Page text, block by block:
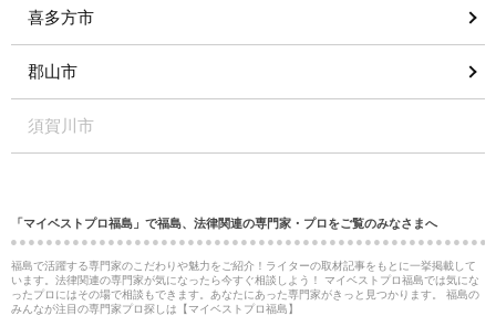
喜多方市
郡山市
須賀川市
「マイベストプロ福島」で福島、法律関連の専門家・プロをご覧のみなさまへ
福島で活躍する専門家のこだわりや魅力をご紹介！ライターの取材記事をもとに一挙掲載して
います。法律関連の専門家が気になったら今すぐ相談しよう！ マイベストプロ福島では気にな
ったプロにはその場で相談もできます。あなたにあった専門家がきっと見つかります。 福島の
みんなが注目の専門家プロ探しは【マイベストプロ福島】